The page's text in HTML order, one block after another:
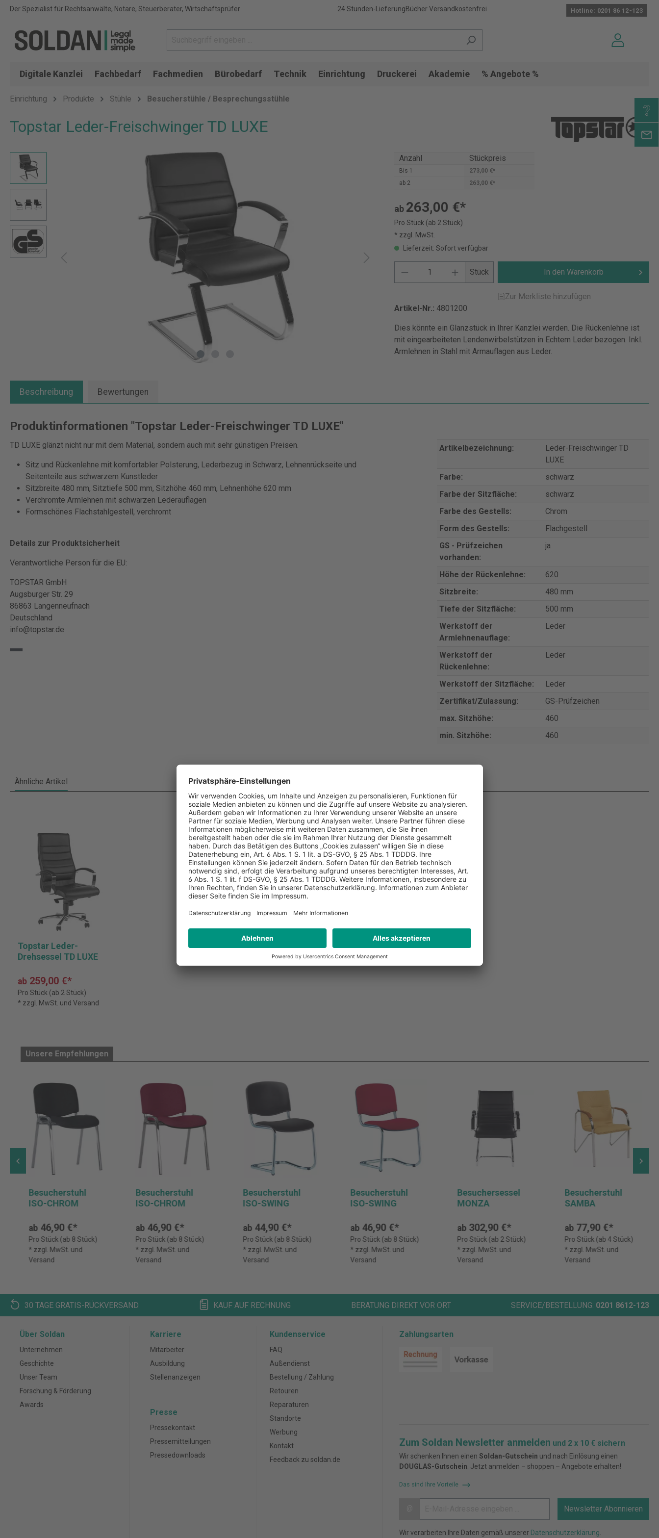
Der Spezialist für Rechtsanwälte, Notare, Steuerberater, Wirtschaftsprüfer 24 Stunden-LieferungBücher Versandkostenfrei Hotline: 0201 86 12-123
Digitale Kanzlei Fachbedarf Fachmedien Bürobedarf Technik Einrichtung Druckerei Akademie % Angebote %
Einrichtung Produkte Stühle Besucherstühle / Besprechungsstühle
Topstar Leder-Freischwinger TD LUXE
Anzahl Stückpreis
Bis 1
273,00 €*
ab 2 263,00 €*
ab 263,00 €*
Pro Stück (ab 2 Stück)
* zzgl. MwSt.
Lieferzeit: Sofort verfügbar
Stück In den Warenkorb
Zur Merkliste hinzufügen
Artikel-Nr.: 4801200
Dies könnte ein Glanzstück in Ihrer Kanzlei werden. Die Rückenlehne ist
mit eingearbeiteten Lendenwirbelstützen in Echtem Leder bezogen. Inkl.
Armlehnen in Stahl mit Armauflagen aus Leder.
Beschreibung Bewertungen
Produktinformationen "Topstar Leder-Freischwinger TD LUXE"
TD LUXE glänzt nicht nur mit dem Material, sondern auch mit sehr günstigen Preisen.
Sitz und Rückenlehne mit komfortabler Polsterung, Lederbezug in Schwarz, Lehnenrückseite und
Seitenteile aus schwarzem Kunstleder
Sitzbreite 480 mm, Sitztiefe 500 mm, Sitzhöhe 460 mm, Lehnenhöhe 620 mm
Verchromte Armlehnen mit schwarzen Lederauflagen
Formschönes Flachstahlgestell, verchromt
Details zur Produktsicherheit
Verantwortliche Person für die EU:
TOPSTAR GmbH
Augsburger Str. 29
86863 Langenneufnach
Deutschland
info@topstar.de
Artikelbezeichnung:
Leder-Freischwinger TD
LUXE
Farbe:
schwarz
Farbe der Sitzfläche:
schwarz
Farbe des Gestells:
Chrom
Form des Gestells:
Flachgestell
GS - Prüfzeichen
vorhanden:
ja
Höhe der Rückenlehne:
620
Sitzbreite:
480 mm
Tiefe der Sitzfläche:
500 mm
Werkstoff der
Armlehnenauflage:
Leder
Werkstoff der
Rückenlehne:
Leder
Werkstoff der Sitzfläche:
Leder
Zertifikat/Zulassung:
GS-Prüfzeichen
max. Sitzhöhe:
460
min. Sitzhöhe:
460
Ähnliche Artikel
Topstar Leder-
Drehsessel TD LUXE
ab 259,00 €*
Pro Stück (ab 2 Stück)
* zzgl. MwSt. und Versand
Unsere Empfehlungen
Besucherstuhl
ISO-CHROM
ab46,90 €*
Pro Stück (ab 8 Stück)
* zzgl. MwSt. und
Versand
Besucherstuhl
ISO-CHROM
ab 46,90 €*
Pro Stück (ab 8 Stück)
* zzgl. MwSt. und
Versand
Besucherstuhl
ISO-SWING
ab 44,90 €*
Pro Stück (ab 8 Stück)
* zzgl. MwSt. und
Versand
Besucherstuhl
ISO-SWING
ab46,90 €*
Pro Stück (ab 8 Stück)
* zzgl. MwSt. und
Versand
Besuchersessel
MONZA
ab 302,90 €*
Pro Stück (ab 2 Stück)
* zzgl. MwSt. und
Versand
Besucherstuhl
SAMBA
ab 77,90 €*
Pro Stück (ab 4 Stück)
* zzgl. MwSt. und
Versand
30 TAGE GRATIS-RÜCKVERSAND KAUF AUF RECHNUNG BERATUNG DIREKT VOR ORT SERVICE/BESTELLUNG: 0201 8612-123
Über Soldan
Unternehmen
Geschichte
Unser Team
Forschung & Förderung
Awards
Karriere
Mitarbeiter
Ausbildung
Stellenanzeigen
Presse
Pressekontakt
Pressemitteilungen
Pressedownloads
Kundenservice
FAQ
Außendienst
Bestellung / Zahlung
Retouren
Reparaturen
Standorte
Werbung
Kontakt
Feedback zu soldan.de
Zahlungsarten
Zum Soldan Newsletter anmelden und 2 x 10 € sichern
Wir schenken Ihnen einen Soldan-Gutschein und nach Einlösung einen
DOUGLAS-Gutschein . Jetzt anmelden – shoppen – Angebote erhalten!
Das sind Ihre Vorteile
Newsletter Abonnieren
Wir verarbeiten Ihre Daten gemäß unserer Datenschutzerklärung